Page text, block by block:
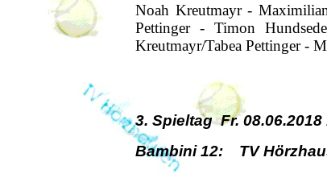
Noah Kreutmayr -
Pettinger - Timon
Kreutmayr/Tabea Pettinger -
3. Spieltag Fr. 08.06.2018
Bambini 12: TV